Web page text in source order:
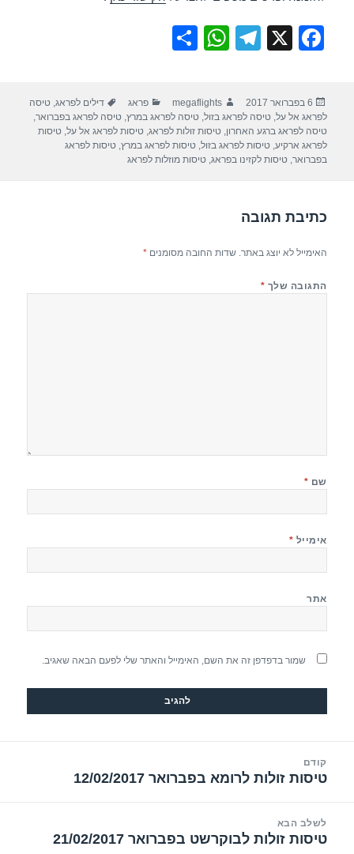
F
e
b
o
k
X
T
gr
a
m
W
s
A
p
e
פורסם
בתאריך
6 בפברואר 2017 מחבר
megaflights קטגוריות
פראג תגיות
דילים לפראג,טיסה
לפראג אל על,טיסה לפראג בזול,טיסה לפראג במרץ,טיסה לפראג בפברואר,
טיסה לפראג ברגע האחרון,טיסות זולות לפראג,טיסות לפראג אל על,טיסות
לפראג ארקיע,טיסות לפראג בזול,טיסות לפראג במרץ,טיסות לפראג
בפברואר,טיסות לקזינו בפראג,טיסות מוזלות לפראג
כתיבת תגובה
האימייל לא יוצג באתר. שדות החובה מסומנים*
התגובה שלך *
שם *
אימייל *
אתר
שמור בדפדפן זה את השם, האימייל והאתר שלי לפעם הבאה שאגיב.
קודם
הפוסט
טיסות זולות לרומא בפברואר 12/02/2017
לשלב הבא
הפוסט
טיסות זולות לבוקרשט בפברואר 21/02/2017